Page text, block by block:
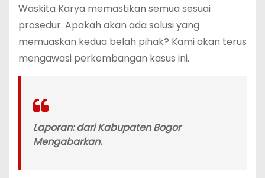
Waskita Karya memastikan semua sesuai
prosedur. Apakah akan ada solusi yang
memuaskan kedua belah pihak? Kami akan terus
mengawasi perkembangan kasus ini.
‎Laporan: dari Kabupaten Bogor
Mengabarkan.